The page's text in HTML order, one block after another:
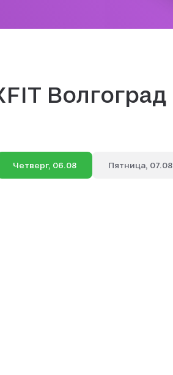
Волгоград
Четверг, 06.08 Пятница, 07.08